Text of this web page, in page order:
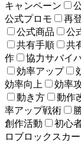
キャンペーン
公式プロモ
再
公式商品
公
共有手順
共
作
協力サバイ
効率アップ
効率向上
効率
動き方
動作
率アップ戦術
創作活動
初心
ロブロックスカ